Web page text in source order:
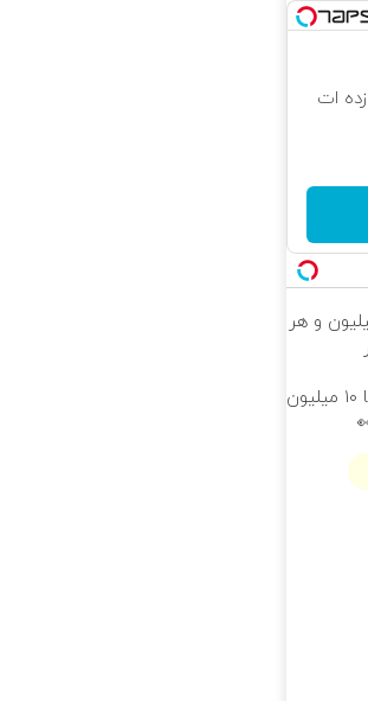
که شگفت زده ات
با 10 میلیون و هر
بلفاروپلاستی پلک پایین با ۱۰ میلیون